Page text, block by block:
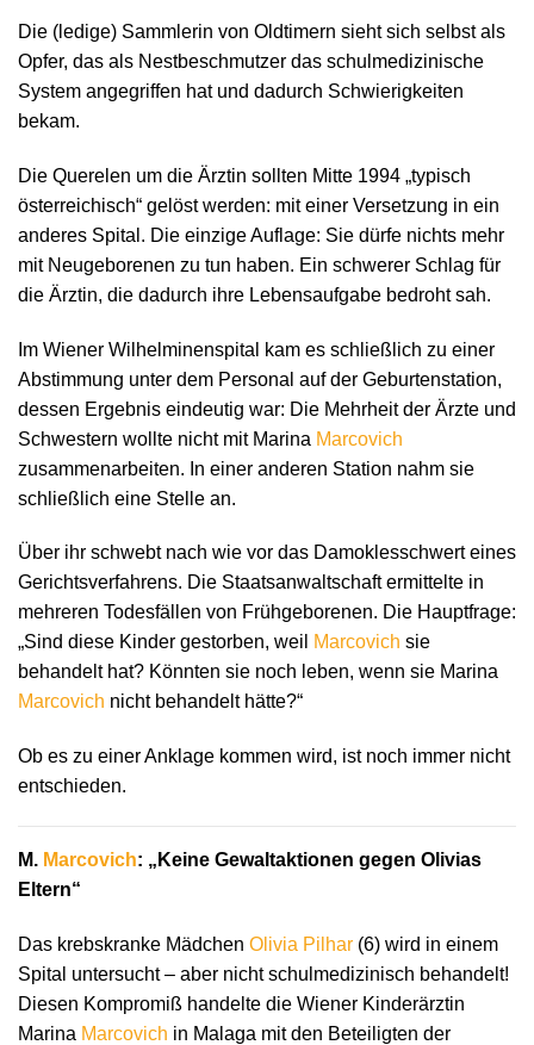
Die (ledige) Sammlerin von Oldtimern sieht sich selbst als
Opfer, das als Nestbeschmutzer das schulmedizinische
System angegriffen hat und dadurch Schwierigkeiten
bekam.
Die Querelen um die Ärztin sollten Mitte 1994 „typisch
österreichisch“ gelöst werden: mit einer Versetzung in ein
anderes Spital. Die einzige Auflage: Sie dürfe nichts mehr
mit Neugeborenen zu tun haben. Ein schwerer Schlag für
die Ärztin, die dadurch ihre Lebensaufgabe bedroht sah.
Im Wiener Wilhelminenspital kam es schließlich zu einer
Abstimmung unter dem Personal auf der Geburtenstation,
dessen Ergebnis eindeutig war: Die Mehrheit der Ärzte und
Schwestern wollte nicht mit Marina Marcovich
zusammenarbeiten. In einer anderen Station nahm sie
schließlich eine Stelle an.
Über ihr schwebt nach wie vor das Damoklesschwert eines
Gerichtsverfahrens. Die Staatsanwaltschaft ermittelte in
mehreren Todesfällen von Frühgeborenen. Die Hauptfrage:
„Sind diese Kinder gestorben, weil
Marcovich sie
behandelt hat? Könnten sie noch leben, wenn sie Marina
Marcovich nicht behandelt hätte?“
Ob es zu einer Anklage kommen wird, ist noch immer nicht
entschieden.
M. Marcovich: „Keine Gewaltaktionen gegen Olivias
Eltern“
Das krebskranke Mädchen Olivia Pilhar (6) wird in einem
Spital untersucht – aber nicht schulmedizinisch behandelt!
Diesen Kompromiß handelte die Wiener Kinderärztin
Marina Marcovich in Malaga mit den Beteiligten der